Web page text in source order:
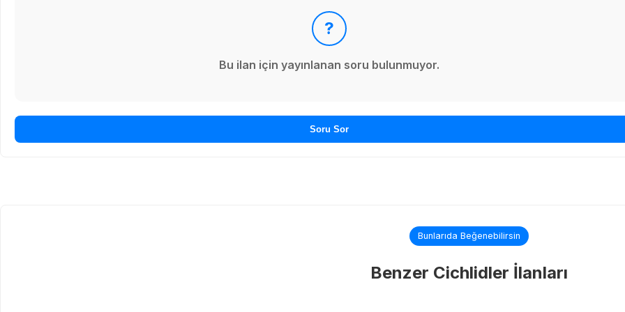
?
Bu ilan için yayınlanan soru bulunmuyor.
Soru Sor
Bunlarıda Beğenebilirsin
Benzer Cichlidler İlanları